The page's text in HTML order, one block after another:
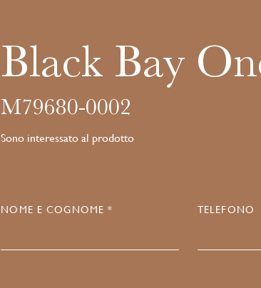
Black Bay
M79680-0002
Sono interessato al prodotto
NOME E COGNOME * TELEFONO